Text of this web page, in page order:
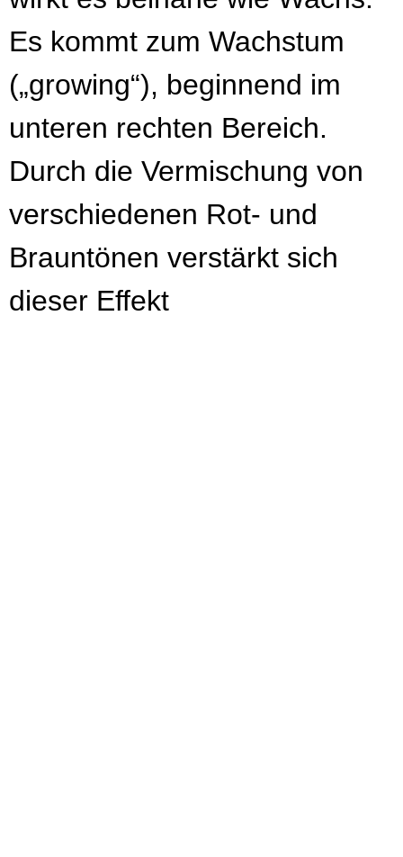
Es kommt zum Wachstum
(„growing“), beginnend im
unteren rechten Bereich.
Durch die Vermischung von
verschiedenen Rot- und
Brauntönen verstärkt sich
dieser Effekt